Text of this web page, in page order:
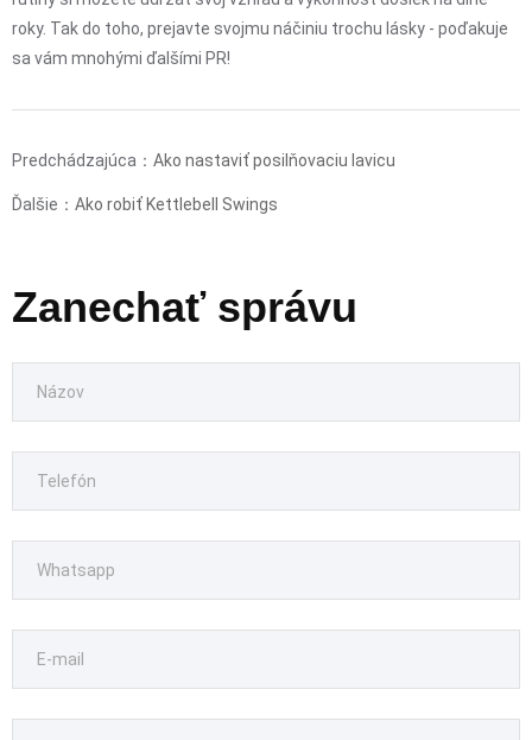
roky. Tak do toho, prejavte svojmu náčiniu trochu lásky - poďakuje
sa vám mnohými ďalšími PR!
Predchádzajúca： Ako nastaviť posilňovaciu lavicu
Ďalšie： Ako robiť Kettlebell Swings
Zanechať správu